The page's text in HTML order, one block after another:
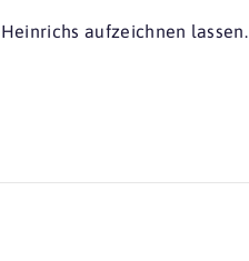
aufzeichnen lassen.